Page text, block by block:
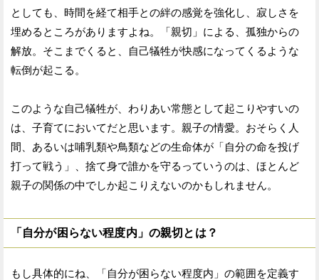
としても、時間を経て相手との絆の感覚を強化し、寂しさを
埋めるところがありますよね。「親切」による、孤独からの
解放。そこまでくると、自己犠牲が快感になってくるような
転倒が起こる。
このような自己犠牲が、わりあい常態として起こりやすいの
は、子育てにおいてだと思います。親子の情愛。おそらく人
間、あるいは哺乳類や鳥類などの生命体が「自分の命を投げ
打って戦う」、捨て身で誰かを守るっていうのは、ほとんど
親子の関係の中でしか起こりえないのかもしれません。
「自分が困らない程度内」の親切とは？
もし具体的にね、「自分が困らない程度内」の範囲を定義す